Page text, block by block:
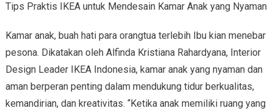
Tips Praktis IKEA untuk Mendesain Kamar Anak yang Nyaman
Kamar anak, buah hati para orangtua terlebih Ibu kian menebar
pesona. Dikatakan oleh Alfinda Kristiana Rahardyana, Interior
Design Leader IKEA Indonesia, kamar anak yang nyaman dan
aman berperan penting dalam mendukung tidur berkualitas,
kemandirian, dan kreativitas. “Ketika anak memiliki ruang yang